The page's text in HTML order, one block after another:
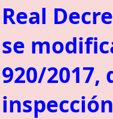
Real
se
920/2017,